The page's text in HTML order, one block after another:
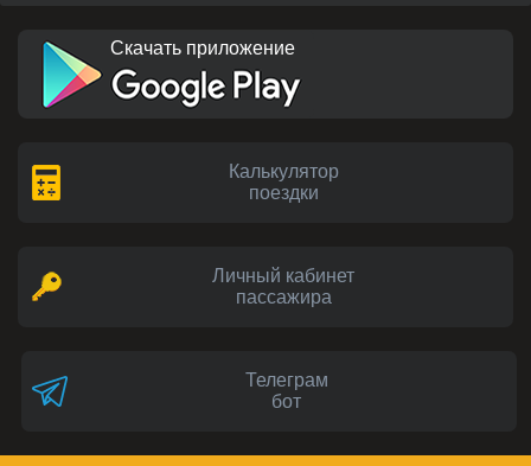
Скачать приложение
Калькулятор
поездки
Личный кабинет
пассажира
Телеграм
бот